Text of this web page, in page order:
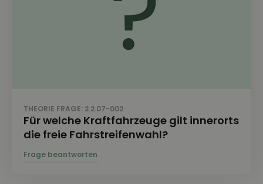
THEORIE FRAGE: 2.2.07-002
Für welche Kraftfahrzeuge gilt innerorts
die freie Fahrstreifenwahl?